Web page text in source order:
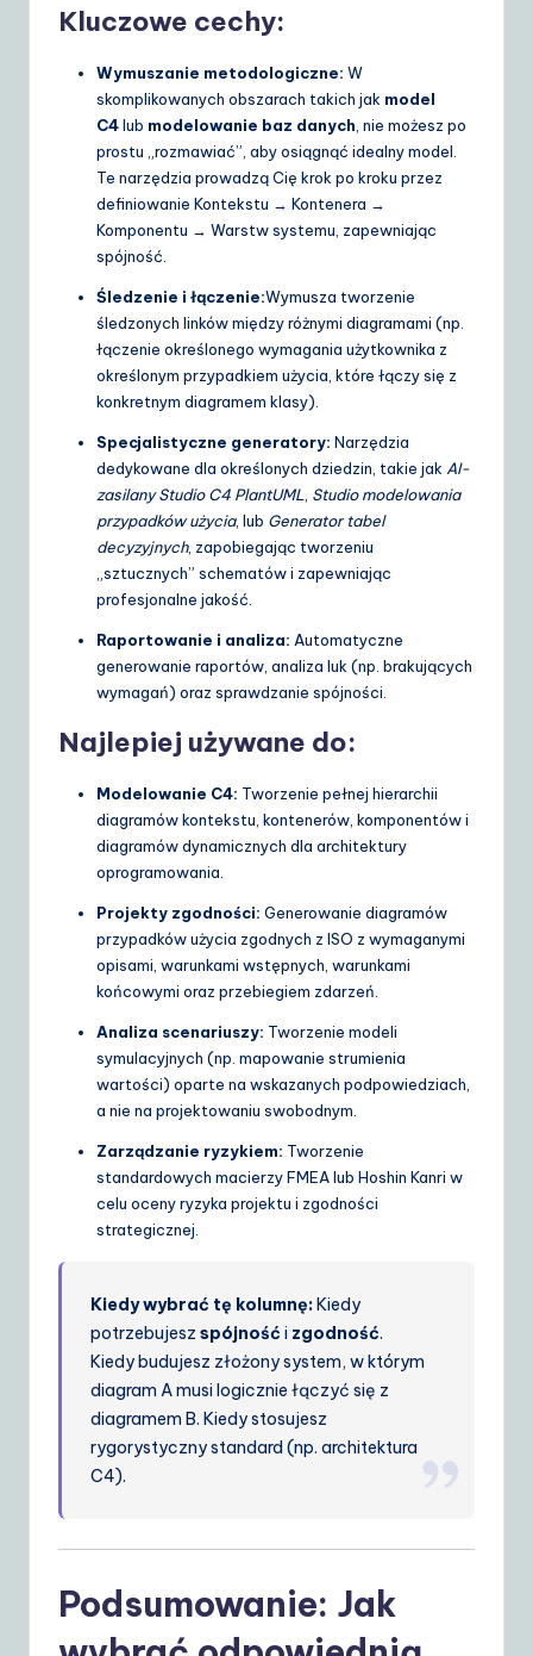
Kluczowe cechy:
Wymuszanie metodologiczne: W
skomplikowanych obszarach takich jak model
C4lub modelowanie baz danych , nie możesz po
prostu „rozmawiać”, aby osiągnąć idealny model.
Te narzędzia prowadzą Cię krok po kroku przez
definiowanie Kontekstu → Kontenera →
Komponentu → Warstw systemu, zapewniając
spójność.
Śledzenie i łączenie:Wymusza tworzenie
śledzonych linków między różnymi diagramami (np.
łączenie określonego wymagania użytkownika z
określonym przypadkiem użycia, które łączy się z
konkretnym diagramem klasy).
Specjalistyczne generatory: Narzędzia
dedykowane dla określonych dziedzin, takie jak AI-
zasilany Studio C4 PlantUML Studio modelowania
przypadków użycia, lub Generator tabel
decyzyjnych, zapobiegając tworzeniu
„sztucznych” schematów i zapewniając
profesjonalne jakość.
Raportowanie i analiza: Automatyczne
generowanie raportów, analiza luk (np. brakujących
wymagań) oraz sprawdzanie spójności.
Najlepiej używane do:
Modelowanie C4: Tworzenie pełnej hierarchii
diagramów kontekstu, kontenerów, komponentów i
diagramów dynamicznych dla architektury
oprogramowania.
Projekty zgodności: Generowanie diagramów
przypadków użycia zgodnych z ISO z wymaganymi
opisami, warunkami wstępnych, warunkami
końcowymi oraz przebiegiem zdarzeń.
Analiza scenariuszy: Tworzenie modeli
symulacyjnych (np. mapowanie strumienia
wartości) oparte na wskazanych podpowiedziach,
a nie na projektowaniu swobodnym.
Zarządzanie ryzykiem: Tworzenie
standardowych macierzy FMEA lub Hoshin Kanri w
celu oceny ryzyka projektu i zgodności
strategicznej.
Kiedy wybrać tę kolumnę:Kiedy
potrzebujeszspójność i zgodność.
Kiedy budujesz złożony system, w którym
diagram A musi logicznie łączyć się z
diagramem B. Kiedy stosujesz
rygorystyczny standard (np. architektura
C4).
Podsumowanie: Jak